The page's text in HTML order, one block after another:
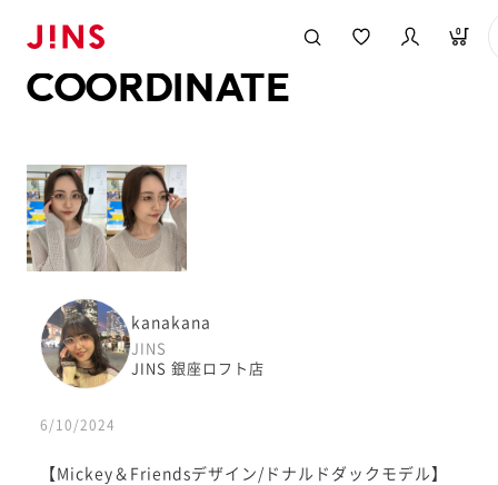
0
COORDINATE
kanakana
JINS
JINS 銀座ロフト店
6/10/2024
【Mickey＆Friendsデザイン/ドナルドダックモデル】